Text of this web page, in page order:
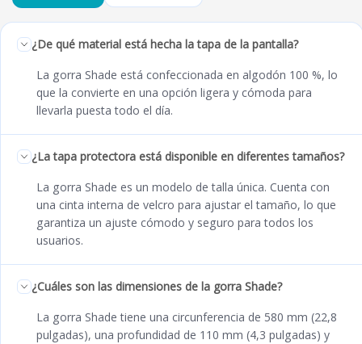
¿De qué material está hecha la tapa de la pantalla?
La gorra Shade está confeccionada en algodón 100 %, lo
que la convierte en una opción ligera y cómoda para
llevarla puesta todo el día.
¿La tapa protectora está disponible en diferentes tamaños?
La gorra Shade es un modelo de talla única. Cuenta con
una cinta interna de velcro para ajustar el tamaño, lo que
garantiza un ajuste cómodo y seguro para todos los
usuarios.
¿Cuáles son las dimensiones de la gorra Shade?
La gorra Shade tiene una circunferencia de 580 mm (22,8
pulgadas), una profundidad de 110 mm (4,3 pulgadas) y